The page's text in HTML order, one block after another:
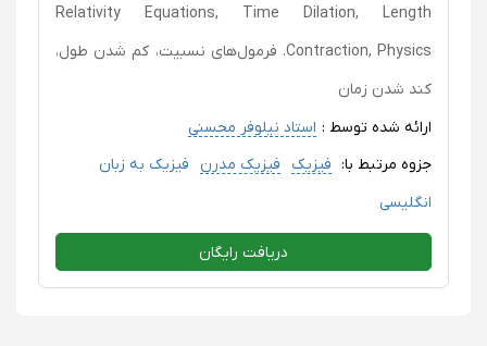
Relativity Equations, Time Dilation, Length
Contraction, Physics. فرمول‌های نسبیت، کم‏ شدن طول،
کند شدن زمان
ارائه شده توسط : استاد نیلوفر محسنی
جزوه مرتبط با: فیزیک فیزیک مدرن
فیزیک به زبان
انگلیسی
دریافت رایگان